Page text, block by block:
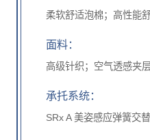
柔软舒适泡棉；高性能
面料：
高级针织；空气透感夹
承托系统：
SRx A 美姿感应弹簧交